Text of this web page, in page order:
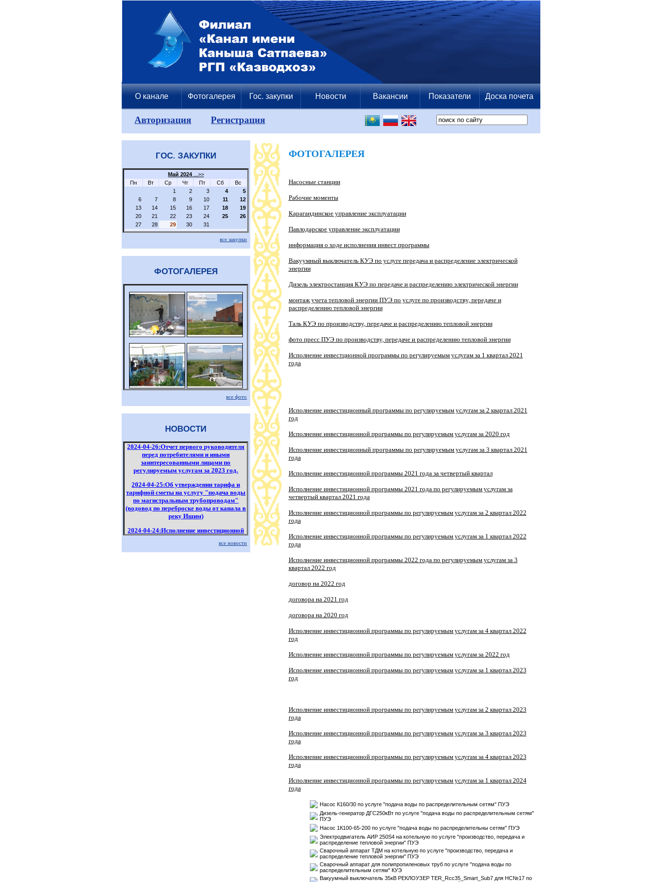
О канале Фотогалерея Гос. закупки Новости Вакансии Показатели Доска почета
Авторизация Регистрация
ГОС. ЗАКУПКИ
Май 2024
...>>
Пн
Вт Ср Чт Пт Сб
Вс
1
2 3 4
5
6
7 8 9 10 11
12
13
14 15 16 17 18
19
20
21 22 23 24 25
26
27
28 29 30 31
все закупки
ФОТОГАЛЕРЕЯ
все фото
НОВОСТИ
2024-04-26:Отчет первого руководителя
перед потребителями и иными
заинтересованными лицами по
регулируемым услугам за 2023 год.
2024-04-25:Об утверждении тарифа и
тарифной сметы на услугу "подача воды
по магистральным трубопроводам"
(водовод по переброске воды от канала в
реку Ишим)
2024-04-24:Исполнение инвестиционной
программы по регулируемым услугам за
все новости
ФОТОГАЛЕРЕЯ
Насосные станции
Рабочие моменты
Карагандинское управление эксплуатации
Павлодарское управление эксплуатации
информация о ходе исполнения инвест программы
Вакуумный выключатель КУЭ по услуге передача и распределение электрической
энергии
Дизель электростанция КУЭ по передаче и распределению электрической энергии
монтаж учета тепловой энергии ПУЭ по услуге по производству, передаче и
распределению тепловой энергии
Таль КУЭ по производству, передаче и распределению тепловой энергии
фото пресс ПУЭ по производству, передаче и распределению тепловой энергии
Исполнение инвестционной программы по регулируемым услугам за 1 квартал 2021
года
Исполнение инвестиционный программы по регулируемым услугам за 2 квартал 2021
год
Исполнение инвестиционной программы по регулируемым услугам за 2020 год
Исполнение инвестиционный программы по регулируемым услугам за 3 квартал 2021
года
Исполнение инвестиционной программы 2021 года за четвертый квартал
Исполнение инвестиционной программы 2021 года по регулируемым услугам за
четвертый квартал 2021 года
Исполнение инвестиционной программы по регулируемым услугам за 2 квартал 2022
года
Исполнение инвестиционной программы по регулируемым услугам за 1 квартал 2022
года
Исполнение инвестиционной программы 2022 года по регулируемым услугам за 3
квартал 2022 год
договор на 2022 год
договора на 2021 год
договора на 2020 год
Исполнение инвестиционной программы по регулируемым услугам за 4 квартал 2022
год
Исполнение инвестиционной программы по регулируемым услугам за 2022 год
Исполнение инвестиционной программы по регулируемым услугам за 1 квартал 2023
год
Исполнение инвестиционной программы по регулируемым услугам за 2 квартал 2023
года
Исполнение инвестиционной программы по регулируемым услугам за 3 квартал 2023
года
Исполнение инвестиционной программы по регулируемым услугам за 4 квартал 2023
года
Исполнение инвестиционной программы по регулируемым услугам за 1 квартал 2024
года
Насос К160/30 по услуге "подача воды по распределительным сетям" ПУЭ
Дизель-генератор ДГС250кВт по услуге "подача воды по распределительным сетям"
ПУЭ
Насос 1К100-65-200 по услуге "подача воды по распределительны сетям" ПУЭ
Электродвигатель АИР 250S4 на котельную по услуге "производство, передача и
распределение тепловой энергии" ПУЭ
Сварочный аппарат ТДМ на котельную по услуге "производство, передача и
распределение тепловой энергии" ПУЭ
Сварочный аппарат для полипропиленовых труб по услуге "подача воды по
распределительным сетям" КУЭ
Вакуумный выключатель 35кВ РЕКЛОУЗЕР TER_Rcc35_Smart_Sub7 для НС№17 по